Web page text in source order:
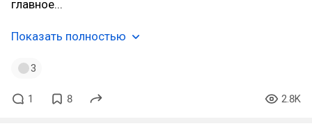
главное...
Показать полностью
3
1 8 2.8K